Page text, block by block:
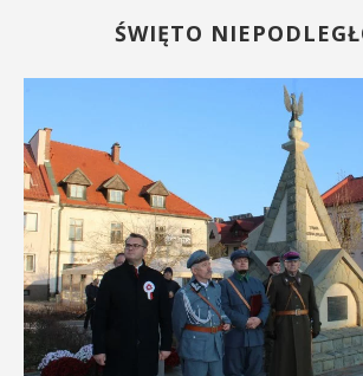
ŚWIĘTO